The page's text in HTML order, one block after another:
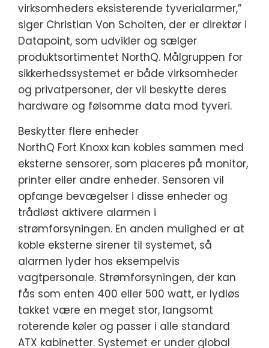
virksomheders eksisterende tyverialarmer,”
siger Christian Von Scholten, der er direktør i
Datapoint, som udvikler og sælger
produktsortimentet NorthQ. Målgruppen for
sikkerhedssystemet er både virksomheder
og privatpersoner, der vil beskytte deres
hardware og følsomme data mod tyveri.
Beskytter flere enheder
NorthQ Fort Knoxx kan kobles sammen med
eksterne sensorer, som placeres på monitor,
printer eller andre enheder. Sensoren vil
opfange bevægelser i disse enheder og
trådløst aktivere alarmen i
strømforsyningen. En anden mulighed er at
koble eksterne sirener til systemet, så
alarmen lyder hos eksempelvis
vagtpersonale. Strømforsyningen, der kan
fås som enten 400 eller 500 watt, er lydløs
takket være en meget stor, langsomt
roterende køler og passer i alle standard
ATX kabinetter. Systemet er under global